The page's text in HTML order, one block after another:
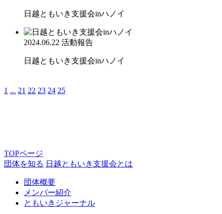
日越ともいき支援会inハノイ
2024.06.22 活動報告
日越ともいき支援会inハノイ
1 ... 21 22 23 24 25
TOPページ
団体を知る 日越ともいき支援会とは
団体概要
メンバー紹介
ともいきジャーナル